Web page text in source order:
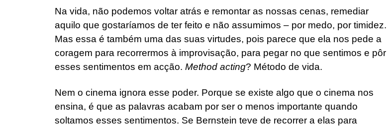
Na vida, não podemos voltar atrás e remontar as nossas cenas, remediar
aquilo que gostaríamos de ter feito e não assumimos – por medo, por timidez.
Mas essa é também uma das suas virtudes, pois parece que ela nos pede a
coragem para recorrermos à improvisação, para pegar no que sentimos e pôr
esses sentimentos em acção. Method acting? Método de vida.
Nem o cinema ignora esse poder. Porque se existe algo que o cinema nos
ensina, é que as palavras acabam por ser o menos importante quando
soltamos esses sentimentos. Se Bernstein teve de recorrer a elas para